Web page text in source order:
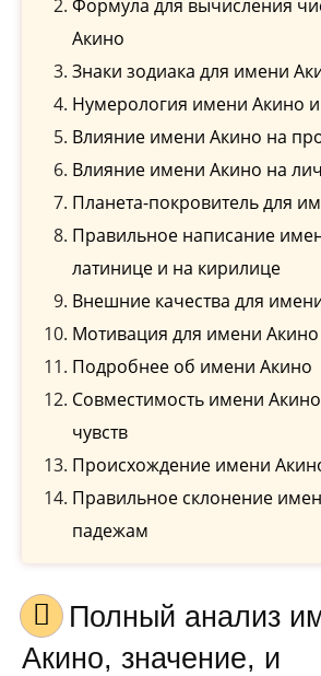
Формула для вычисления
Акино
Знаки зодиака для имени
Нумерология имени Акино
Влияние имени Акино на
Влияние имени Акино на
Планета-покровитель для
Правильное написание
латинице и на кирилице
Внешние качества для
Мотивация для имени Акино
Подробнее об имени Акино
Совместимость имени
чувств
Происхождение имени
Правильное склонение
падежам
Полный анализ имени
Акино, значение, и